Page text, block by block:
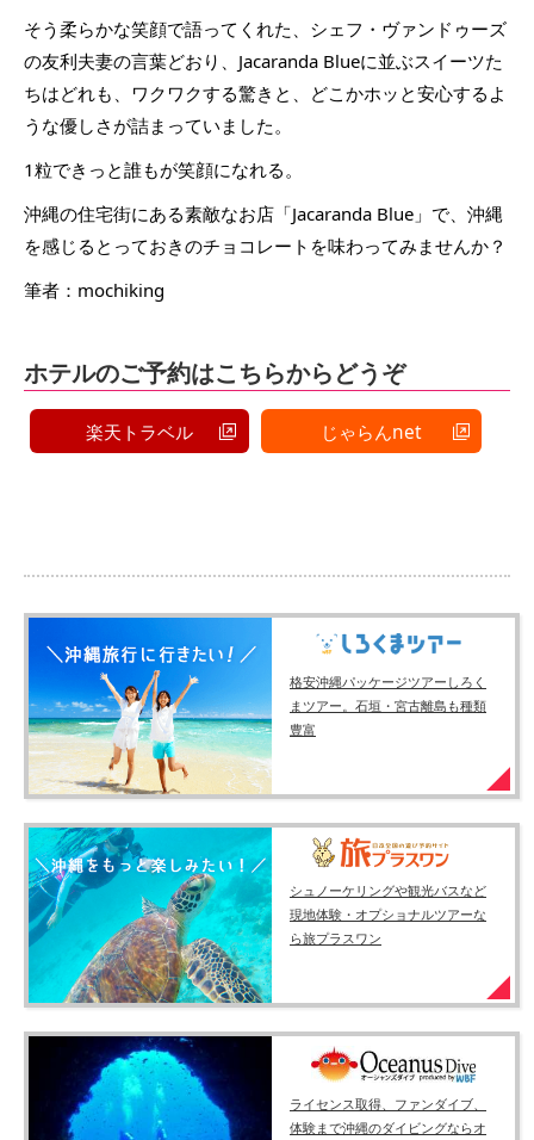
そう柔らかな笑顔で語ってくれた、シェフ・ヴァンドゥーズ
の友利夫妻の言葉どおり、Jacaranda Blueに並ぶスイーツた
ちはどれも、ワクワクする驚きと、どこかホッと安心するよ
うな優しさが詰まっていました。
1粒できっと誰もが笑顔になれる。
沖縄の住宅街にある素敵なお店「Jacaranda Blue」で、沖縄
を感じるとっておきのチョコレートを味わってみませんか？
筆者：mochiking
ホテルのご予約はこちらからどうぞ
楽天トラベル じゃらんnet
格安沖縄パッケージツアーしろく
まツアー。石垣・宮古離島も種類
豊富
シュノーケリングや観光バスなど
現地体験・オプショナルツアーな
ら旅プラスワン
ライセンス取得、ファンダイブ、
体験まで沖縄のダイビングならオ